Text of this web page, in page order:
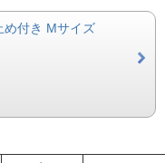
め付き Mサイズ